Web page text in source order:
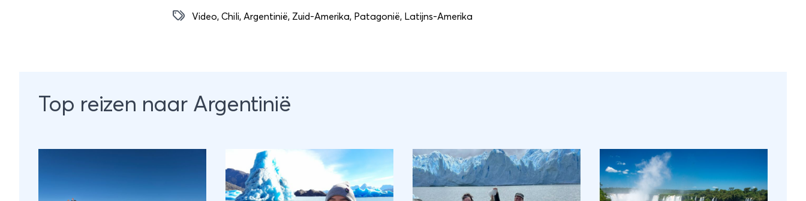
Video, Chili, Argentinië, Zuid-Amerika, Patagonië, Latijns-Amerika
Top reizen naar Argentinië